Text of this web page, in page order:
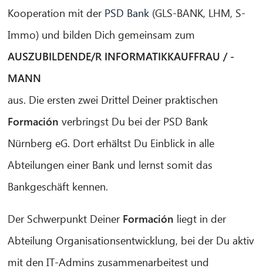
Kooperation mit der PSD Bank (GLS-BANK, LHM, S-
Immo) und bilden Dich gemeinsam zum
AUSZUBILDENDE/R INFORMATIKKAUFFRAU / -
MANN
aus. Die ersten zwei Drittel Deiner praktischen
Formación verbringst Du bei der PSD Bank
Nürnberg eG. Dort erhältst Du Einblick in alle
Abteilungen einer Bank und lernst somit das
Bankgeschäft kennen.
Der Schwerpunkt Deiner Formación liegt in der
Abteilung Organisationsentwicklung, bei der Du aktiv
mit den IT-Admins zusammenarbeitest und